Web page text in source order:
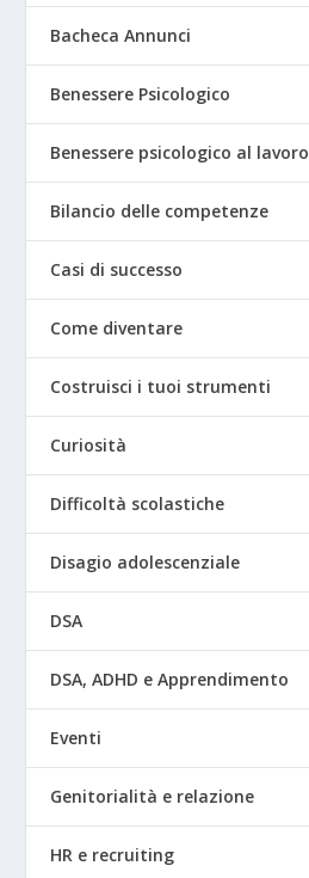
Bacheca Annunci
Benessere Psicologico
Benessere psicologico al lavoro
Bilancio delle competenze
Casi di successo
Come diventare
Costruisci i tuoi strumenti
Curiosità
Difficoltà scolastiche
Disagio adolescenziale
DSA
DSA, ADHD e Apprendimento
Eventi
Genitorialità e relazione
HR e recruiting